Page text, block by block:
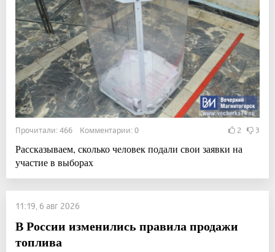
Прочитали: 466 Комментарии: 0 2 3
Рассказываем, сколько человек подали свои заявки на
участие в выборах
11:19, 6 авг 2026
В России изменились правила продажи
топлива